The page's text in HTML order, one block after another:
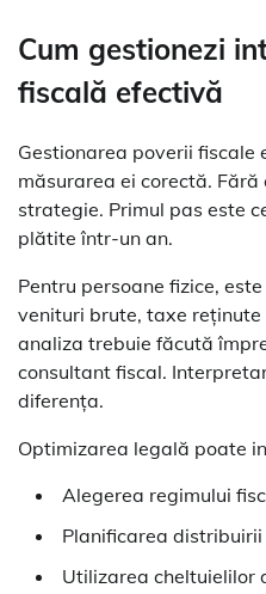
Cum gestionezi
fiscală efectivă
Gestionarea poverii fiscale
măsurarea ei corectă. Fără
strategie. Primul pas este
plătite într-un an.
Pentru persoane fizice,
venituri brute, taxe reținute
analiza trebuie făcută
consultant fiscal.
diferența.
Optimizarea legală poate
Alegerea regimului
Planificarea
Utilizarea cheltuielilor